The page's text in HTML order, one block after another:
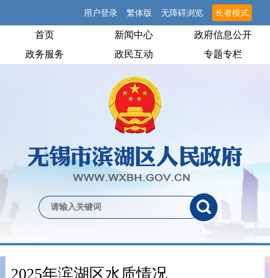
用户登录 繁体版 无障碍浏览 长者模式
首页 新闻中心
政府信息公开
政务服务
政民互动 专题专栏
2025年滨湖区水质情况